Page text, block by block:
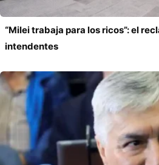
“Milei trabaja para los ricos”: el
intendentes